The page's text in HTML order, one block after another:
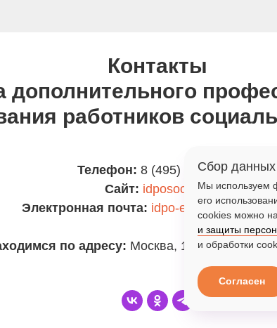
Сбор
Мы используем
его
cookies можно
и защиты
и обработки
Согласен
Контакты
дополнительного
работников
Телефон: 8 (495) 607-50-65
Сайт: idposocial.ru
Электронная почта: idpo-
по адресу: Москва, 1-й Басманный